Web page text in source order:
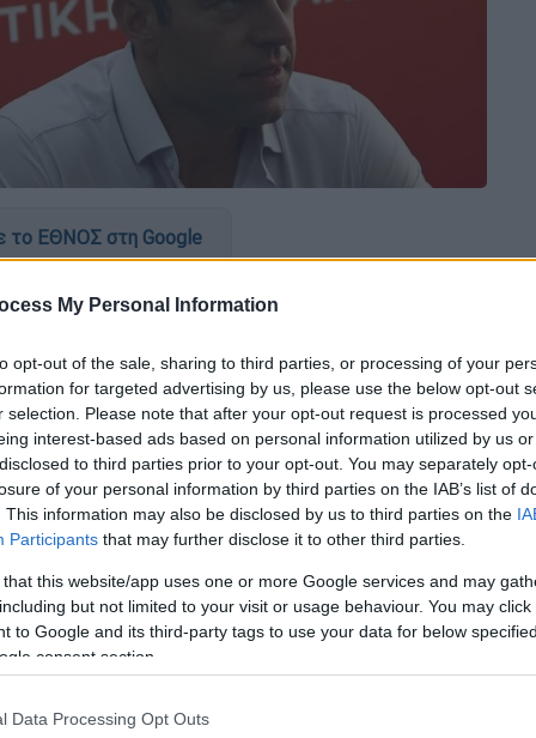
My Personal Information
opt-out of the sale, sharing to third parties, or processing of your
for targeted advertising by us, please use the below opt-out
selection. Please note that after your opt-out request is processed
interest-based ads based on personal information utilized by us
to third parties prior to your opt-out. You may separately
of your personal information by third parties on the IAB’s list of
This information may also be disclosed by us to third parties on the
Participants that may further disclose it to other third parties.
that this website/app uses one or more Google services and may
but not limited to your visit or usage behaviour. You may
to Google and its third-party tags to use your data for below
consent section.
Data Processing Opt Outs
το ΕΘΝΟΣ στη Google
στοThessaloniki Summit
την ώρα που για τους πολιτικούς μου
ή ανοχή». Ο ίδιος τόνισε ότι «έχω
Ελλάδακαι το Ελληνικό Όνειρο που
Δημοκρατίσα λέγοντας «δε θα αφήσω
που οι αληθινοί μπαχαλάκηδες είναι
την κοινωνία».
σφοδρή κριτική για την φράση που
παλιάνοικοκυρεμένηΕλλάδα. Στην Ελλάδα
τηρούσε τους κανόνες, τους νόμους